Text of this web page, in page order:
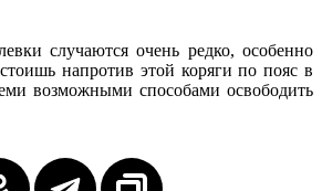
случаются очень редко, особенно
напротив этой коряги по пояс в
возможными способами освободить